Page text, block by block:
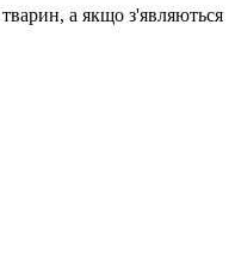
а якщо з'являються